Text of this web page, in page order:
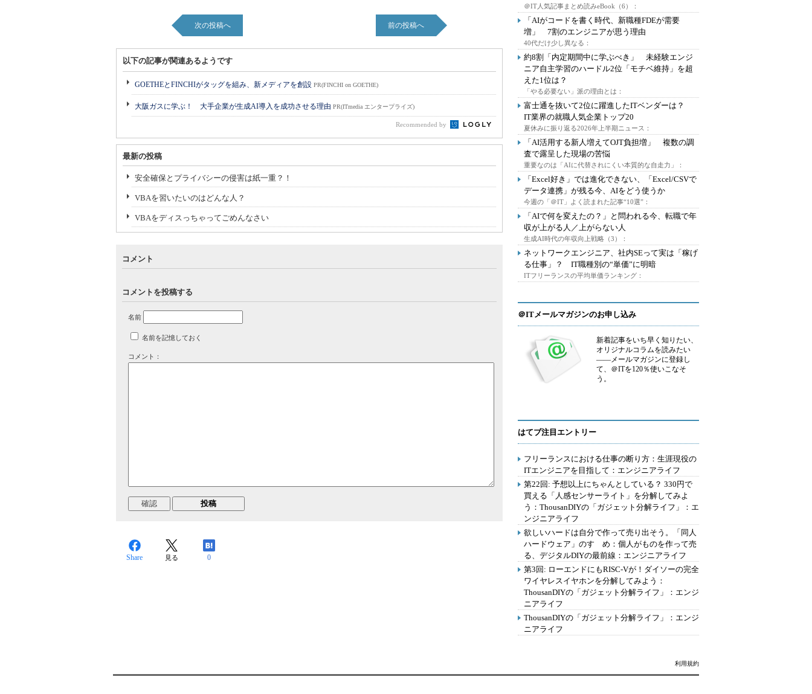
次の投稿へ 前の投稿へ
以下の記事が関連あるようです
GOETHEとFINCHIがタッグを組み、新メディアを創設 PR(FINCHI on GOETHE)
大阪ガスに学ぶ！ 大手企業が生成AI導入を成功させる理由 PR(ITmedia エンタープライズ)
Recommended by
最新の投稿
安全確保とプライバシーの侵害は紙一重？！
VBAを習いたいのはどんな人？
VBAをディスっちゃってごめんなさい
コメント
コメントを投稿する
名前
名前を記憶しておく
コメント：
Share 見る 0
＠IT人気記事まとめ読みeBook（6）：
「AIがコードを書く時代、新職種FDEが需要
増」 7割のエンジニアが思う理由
40代だけ少し異なる：
約8割「内定期間中に学ぶべき」 未経験エンジ
ニア自主学習のハードル2位「モチベ維持」を超
えた1位は？
「やる必要ない」派の理由とは：
富士通を抜いて2位に躍進したITベンダーは？
IT業界の就職人気企業トップ20
夏休みに振り返る2026年上半期ニュース：
「AI活用する新人増えてOJT負担増」 複数の調
査で露呈した現場の苦悩
重要なのは「AIに代替されにくい本質的な自走力」：
「Excel好き」では進化できない、「Excel/CSVで
データ連携」が残る今、AIをどう使うか
今週の「＠IT」よく読まれた記事“10選”：
「AIで何を変えたの？」と問われる今、転職で年
収が上がる人／上がらない人
生成AI時代の年収向上戦略（3）：
ネットワークエンジニア、社内SEって実は「稼げ
る仕事」？ IT職種別の“単価”に明暗
ITフリーランスの平均単価ランキング：
＠ITメールマガジンのお申し込み
新着記事をいち早く知りたい、
オリジナルコラムを読みたい
――メールマガジンに登録し
て、＠ITを120％使いこなそ
う。
はてブ注目エントリー
フリーランスにおける仕事の断り方：生涯現役の
ITエンジニアを目指して：エンジニアライフ
第22回: 予想以上にちゃんとしている？ 330円で
買える「人感センサーライト」を分解してみよ
う：ThousanDIYの「ガジェット分解ライフ」：エ
ンジニアライフ
欲しいハードは自分で作って売り出そう。「同人
ハードウェア」のすゝめ：個人がものを作って売
る、デジタルDIYの最前線：エンジニアライフ
第3回: ローエンドにもRISC-Vが！ダイソーの完全
ワイヤレスイヤホンを分解してみよう：
ThousanDIYの「ガジェット分解ライフ」：エンジ
ニアライフ
ThousanDIYの「ガジェット分解ライフ」：エンジ
ニアライフ
利用規約